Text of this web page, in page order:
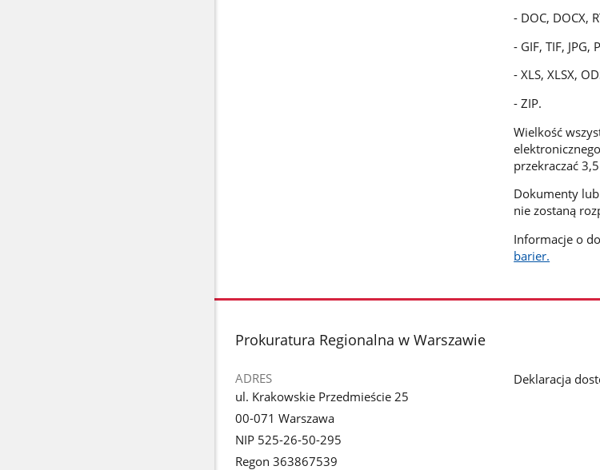
- DOC, DOCX,
- GIF, TIF, JPG,
- XLS, XLSX,
- ZIP.
Wielkość
przekraczać
Dokumenty
nie zostaną
Informacje o
barier.
stopka
Prokuratura Regionalna w Warszawie
ADRES
ul. Krakowskie Przedmieście 25
00-071 Warszawa
NIP 525-26-50-295
Regon 363867539
Deklaracja